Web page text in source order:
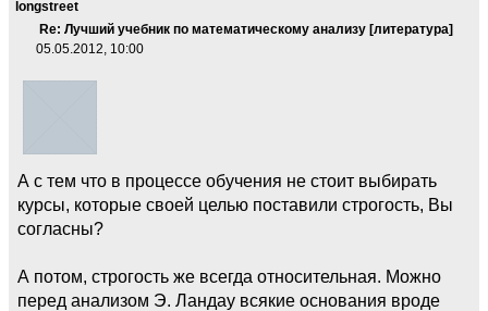
longstreet
Re: Лучший учебник по математическому анализу [литература]
05.05.2012, 10:00
А с тем что в процессе обучения не стоит выбирать
курсы, которые своей целью поставили строгость, Вы
согласны?
А потом, строгость же всегда относительная. Можно
перед анализом Э. Ландау всякие основания вроде